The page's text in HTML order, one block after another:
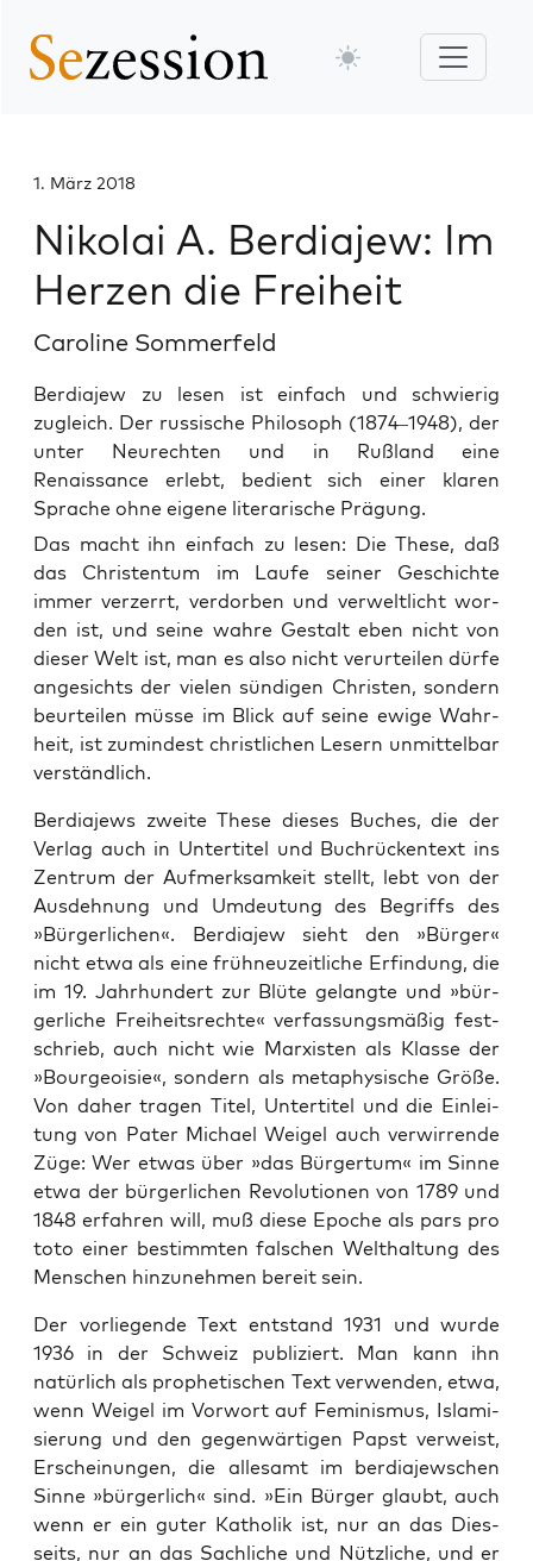
1. März 2018
Nikolai A. Berdiajew: Im
Herzen die Freiheit
Caroline Sommerfeld
Berdiajew zu lesen ist einfach und schwierig
zugleich. Der russische Philosoph (1874–1948), der
unter Neurechten und in Rußland eine
Renaissance erlebt, bedient sich einer klaren
Sprache ohne eigene literarische Prägung.
Das macht ihn ein­fach zu lesen: Die The­se, daß
das Chris­ten­tum im Lau­fe sei­ner Geschich­te
immer ver­zerrt, ver­dor­ben und ver­welt­licht wor­
den ist, und sei­ne wah­re Gestalt eben nicht von
die­ser Welt ist, man es also nicht ver­ur­tei­len dür­fe
ange­sichts der vie­len sün­di­gen Chris­ten, son­dern
beur­tei­len müs­se im Blick auf sei­ne ewi­ge Wahr­
heit, ist zumin­dest christ­li­chen Lesern unmit­tel­bar
verständlich.
Ber­dia­jews zwei­te The­se die­ses Buches, die der
Ver­lag auch in Unter­ti­tel und Buch­rü­cken­text ins
Zen­trum der Auf­merk­sam­keit stellt, lebt von der
Aus­deh­nung und Umdeu­tung des Begriffs des
»Bür­ger­li­chen«. Ber­dia­jew sieht den »Bür­ger«
nicht etwa als eine früh­neu­zeit­li­che Erfin­dung, die
im 19. Jahr­hun­dert zur Blü­te gelang­te und »bür­
ger­li­che Frei­heits­rech­te« ver­fas­sungs­mä­ßig fest­
schrieb, auch nicht wie Mar­xis­ten als Klas­se der
»Bour­geoi­sie«, son­dern als meta­phy­si­sche Grö­ße.
Von daher tra­gen Titel, Unter­ti­tel und die Ein­lei­
tung von Pater Micha­el Weigel auch ver­wir­ren­de
Züge: Wer etwas über »das Bür­ger­tum« im Sin­ne
etwa der bür­ger­li­chen Revo­lu­tio­nen von 1789 und
1848 erfah­ren will, muß die­se Epo­che als pars pro
toto einer bestimm­ten fal­schen Welt­hal­tung des
Men­schen hin­zu­neh­men bereit sein.
Der vor­lie­gen­de Text ent­stand 1931 und wur­de
1936 in der Schweiz publi­ziert. Man kann ihn
natür­lich als pro­phe­ti­schen Text ver­wen­den, etwa,
wenn Weigel im Vor­wort auf Femi­nis­mus, Isla­mi­
sie­rung und den gegen­wär­ti­gen Papst ver­weist,
Erschei­nun­gen, die alle­samt im ber­dia­jew­schen
Sin­ne »bür­ger­lich« sind. »Ein Bür­ger glaubt, auch
wenn er ein guter Katho­lik ist, nur an das Dies­
seits, nur an das Sach­li­che und Nütz­li­che, und er